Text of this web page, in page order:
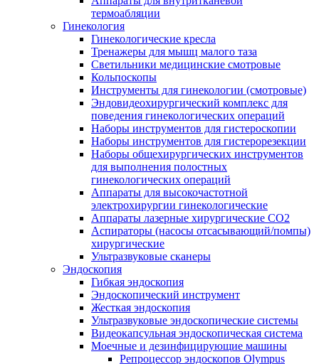
термоабляции
Гинекология
Гинекологические кресла
Тренажеры для мышц малого таза
Светильники медицинские смотровые
Кольпоскопы
Инструменты для гинекологии (смотровые)
Эндовидеохирургический комплекс для
поведения гинекологических операций
Наборы инструментов для гистероскопии
Наборы инструментов для гистерорезекции
Наборы общехирургических инструментов
для выполнения полостных
гинекологических операций
Аппараты для высокочастотной
электрохирургии гинекологические
Аппараты лазерные хирургические СО2
Аспираторы (насосы отсасывающий/помпы)
хирургические
Ультразвуковые сканеры
Эндоскопия
Гибкая эндоскопия
Эндоскопический инструмент
Жесткая эндоскопия
Ультразвуковые эндоскопические системы
Видеокапсульная эндоскопическая система
Моечные и дезинфицирующие машины
Репроцессор эндоскопов Olympus